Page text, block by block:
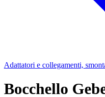
Adattatori e collegamenti,
Bocchello